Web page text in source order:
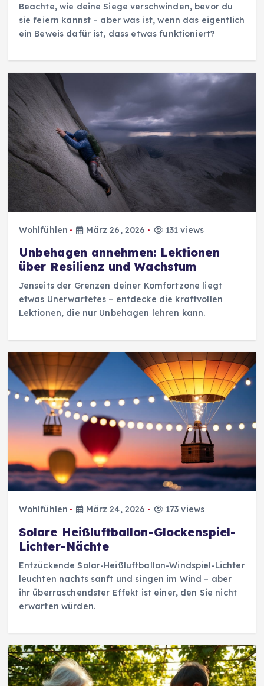
Beachte, wie deine Siege verschwinden, bevor du
sie feiern kannst – aber was ist, wenn das eigentlich
ein Beweis dafür ist, dass etwas funktioniert?
Wohlfühlen März 26, 2026 131 views
Unbehagen annehmen: Lektionen
über Resilienz und Wachstum
Jenseits der Grenzen deiner Komfortzone liegt
etwas Unerwartetes – entdecke die kraftvollen
Lektionen, die nur Unbehagen lehren kann.
Wohlfühlen März 24, 2026 173 views
Solare Heißluftballon-Glockenspiel-
Lichter-Nächte
Entzückende Solar-Heißluftballon-Windspiel-Lichter
leuchten nachts sanft und singen im Wind – aber
ihr überraschendster Effekt ist einer, den Sie nicht
erwarten würden.